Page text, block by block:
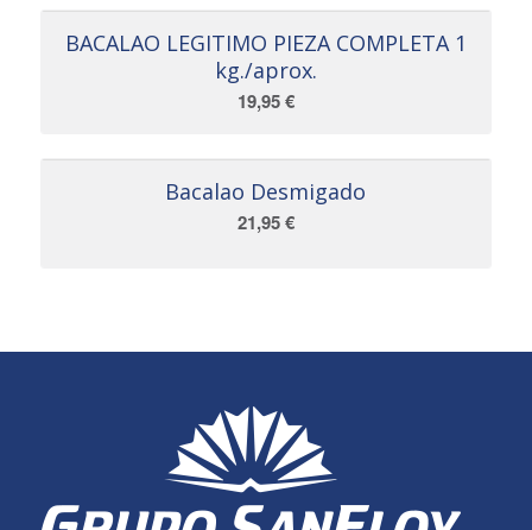
BACALAO LEGITIMO PIEZA COMPLETA 1
kg./aprox.
19,95€
Bacalao Desmigado
21,95€